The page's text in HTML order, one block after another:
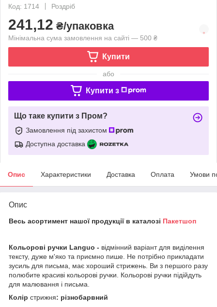
Код: 1714
Роздріб
241,12 ₴/упаковка
Мінімальна сума замовлення на сайті — 500 ₴
Купити
або
Купити з
Що таке купити з Пром?
Замовлення під захистом
Доступна доставка
Опис Характеристики Доставка Оплата Умови
Опис
Весь асортимент нашої продукції в каталозі Пакетшоп
Кольорові ручки Languo - відмінний варіант для виділення
тексту, дуже м'яко та приємно пише. Не потрібно прикладати
зусиль для письма, має хороший стрижень. Ви з першого разу
полюбите красиві кольорові ручки. Кольорові ручки підійдуть
для малювання і письма.
Колір стрижня: різнобарвний